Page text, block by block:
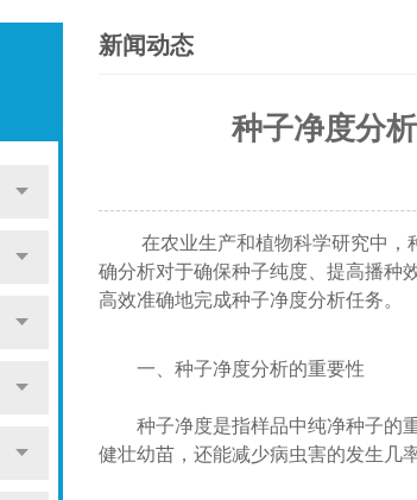
新闻动态
种子净度分
在农业生产和植物科学研究中，种
确分析对于确保种子纯度、提高播种
高效准确地完成种子净度分析任务。
一、种子净度分析的重要性
种子净度是指样品中纯净种子的重
健壮幼苗，还能减少病虫害的发生几